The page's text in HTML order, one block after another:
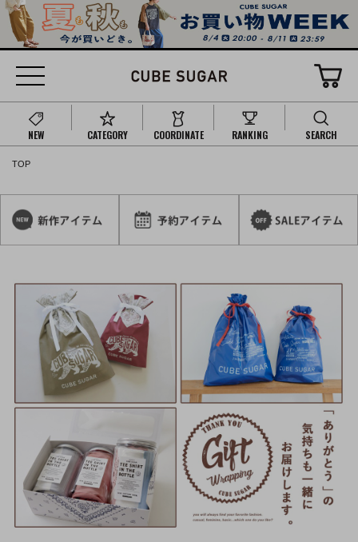
NEW CATEGORY COORDINATE RANKING SEARCH
TOP